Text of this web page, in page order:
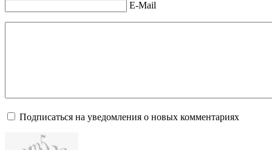
E-Mail
Подписаться на уведомления о новых комментариях